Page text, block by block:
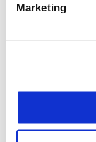
Marketing